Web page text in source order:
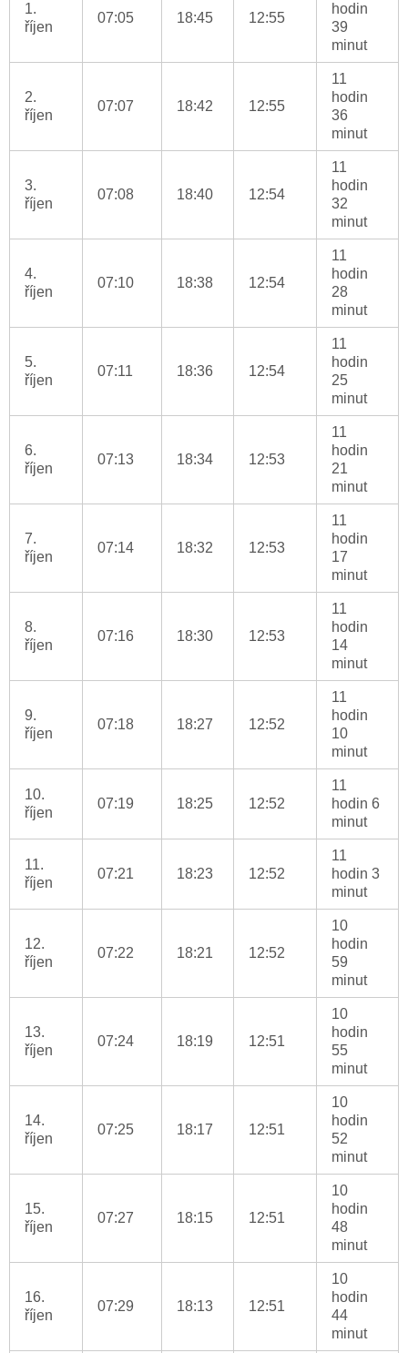
1.
říjen
07:05 18:45 12:55
hodin
39
minut
2.
říjen
07:07 18:42 12:55
11
hodin
36
minut
3.
říjen
07:08 18:40 12:54
11
hodin
32
minut
4.
říjen
07:10 18:38 12:54
11
hodin
28
minut
5.
říjen
07:11 18:36 12:54
11
hodin
25
minut
6.
říjen
07:13 18:34 12:53
11
hodin
21
minut
7.
říjen
07:14 18:32 12:53
11
hodin
17
minut
8.
říjen
07:16 18:30 12:53
11
hodin
14
minut
9.
říjen
07:18 18:27 12:52
11
hodin
10
minut
10.
říjen
07:19 18:25 12:52
11
hodin 6
minut
11.
říjen
07:21 18:23 12:52
11
hodin 3
minut
12.
říjen
07:22 18:21 12:52
10
hodin
59
minut
13.
říjen
07:24 18:19 12:51
10
hodin
55
minut
14.
říjen
07:25 18:17 12:51
10
hodin
52
minut
15.
říjen
07:27 18:15 12:51
10
hodin
48
minut
16.
říjen
07:29 18:13 12:51
10
hodin
44
minut